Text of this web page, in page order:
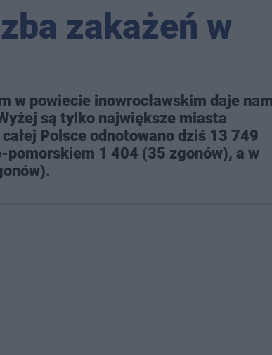
zakażeń w
w powiecie inowrocławskim daje nam
są tylko największe miasta
Polsce odnotowano dziś 13 749
1 404 (35 zgonów), a w